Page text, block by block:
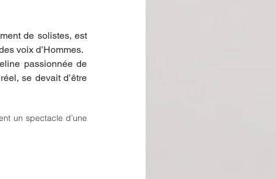
de solistes, est
voix d’Hommes.
passionnée de
se devait d’être
un spectacle d’une